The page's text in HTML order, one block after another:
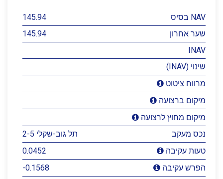
NAV בסיס
145.94
שער אחרון
145.94
INAV
שינוי (INAV)
מרווח ציטוט
מיקום ברצועה
מיקום מחוץ לרצועה
נכס מעקב
תל גוב-שקלי 2-5
טעות עקיבה
0.0452
הפרש עקיבה
-0.1568